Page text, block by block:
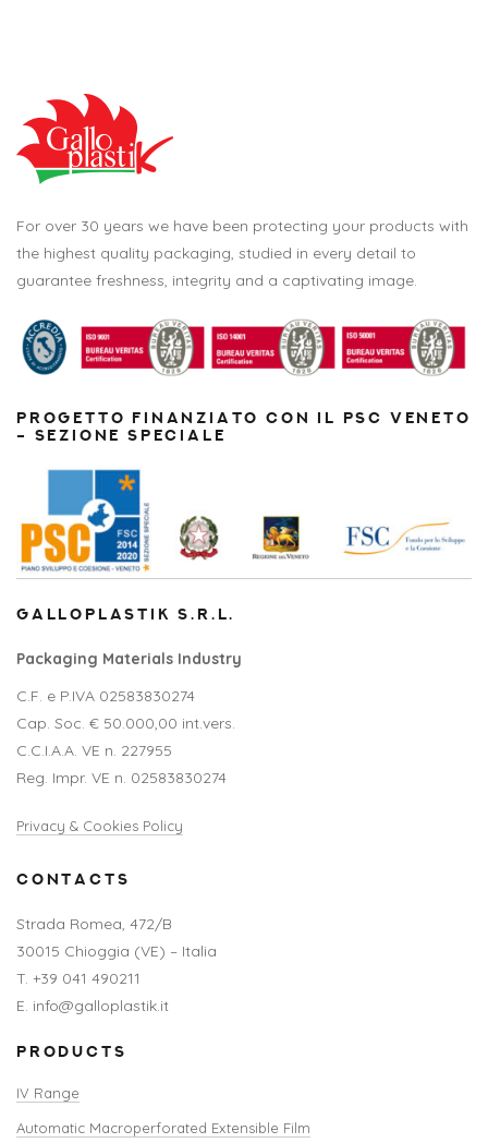
For over 30 years we have been protecting your products with
the highest quality packaging, studied in every detail to
guarantee freshness, integrity and a captivating image.
PROGETTO FINANZIATO CON IL PSC VENETO
– SEZIONE SPECIALE
GALLOPLASTIK S.R.L.
Packaging Materials Industry
C.F. e P.IVA 02583830274
Cap. Soc. € 50.000,00 int.vers.
C.C.I.A.A. VE n. 227955
Reg. Impr. VE n. 02583830274
Privacy & Cookies Policy
CONTACTS
Strada Romea, 472/B
30015 Chioggia (VE) – Italia
T. +39 041 490211
E. info@galloplastik.it
PRODUCTS
IV Range
Automatic Macroperforated Extensible Film